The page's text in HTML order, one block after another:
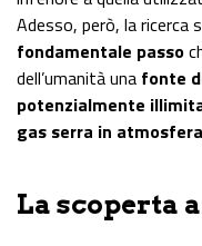
Adesso, però, la ricerca
fondamentale passo
dell’umanità una fonte
potenzialmente
gas serra in
La scoperta